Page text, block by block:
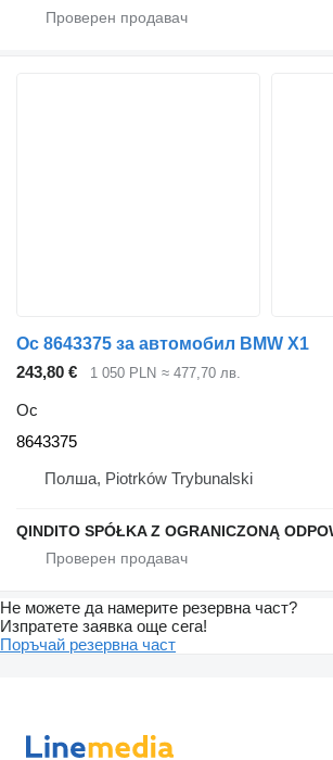
Ос 8643375 за автомобил BMW X1
243,80 €
1 050 PLN ≈ 477,70 лв.
Ос
8643375
Полша, Piotrków Trybunalski
Не можете да намерите резервна част?
Изпратете заявка още сега!
Поръчай резервна част